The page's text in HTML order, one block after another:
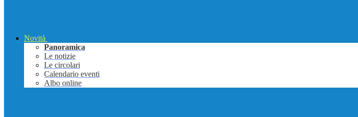
Novità
Panoramica
Le notizie
Le circolari
Calendario eventi
Albo online